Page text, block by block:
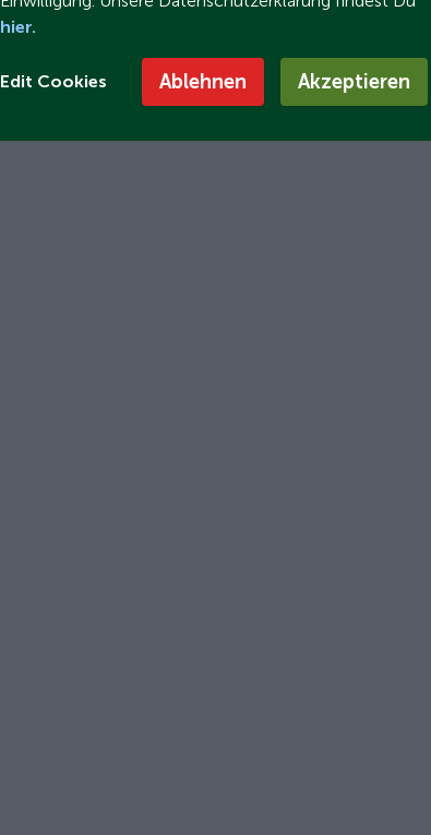
hier.
Edit Cookies Ablehnen Akzeptieren